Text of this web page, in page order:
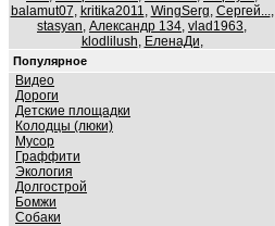
balamut07, kritika2011, WingSerg, Сергей...,
stasyan, Александр 134, vlad1963,
klodlilush, ЕленаДи,
Популярное
Видео
Дороги
Детские площадки
Колодцы (люки)
Мусор
Граффити
Экология
Долгострой
Бомжи
Собаки